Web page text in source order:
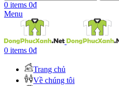
0 items 0₫
Menu
0 items 0₫
Trang chủ
Về chúng tôi